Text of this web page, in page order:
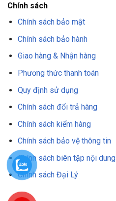
Chính sách
Chính sách bảo mật
Chính sách bảo hành
Giao hàng & Nhận hàng
Phương thức thanh toán
Quy định sử dụng
Chính sách đổi trả hàng
Chính sách kiểm hàng
Chính sách bảo vệ thông tin
Chính sách biên tập nội dung
Chính sách Đại Lý